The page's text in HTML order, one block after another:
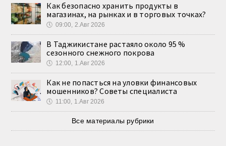
Как безопасно хранить продукты в
магазинах, на рынках и в торговых точках?
🕔 09:00, 2.Авг 2026
В Таджикистане растаяло около 95 %
сезонного снежного покрова
🕔 12:00, 1.Авг 2026
Как не попасться на уловки финансовых
мошенников? Советы специалиста
🕔 11:00, 1.Авг 2026
Все материалы рубрики